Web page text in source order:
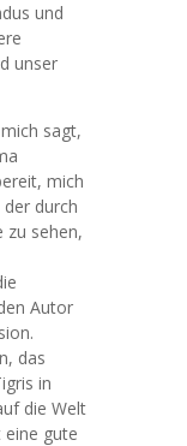
und
unser
sagt,
mich
durch
zu sehen,
Autor
das
in
die Welt
eine gute